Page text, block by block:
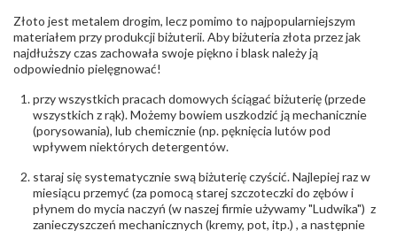
Producent
odpowiedzialny:
Łazur sp.j. Kowalowy 134 38-200 Jasło; NIP:
6850004631; tel.13 44 56 100;
biuro@obraczki.pl ,PZ Stelmach Sp. z o.o. ul.
Północna 22 45-805 Opole; NIP 7542889545;
Tel. +48 77 54 90 100; biuro@stelmach.pl
Bezpieczeństwo
- rodzaj
ostrzeżenia:
Nie nadaje się dla dzieci w wieku poniżej 3 lat
, Elementy w wyrobie wykonane z białego złota
zawierają nikiel
Złoto jest metalem drogim, lecz pomimo to najpopularniejszym
materiałem przy produkcji biżuterii. Aby biżuteria złota przez jak
najdłuższy czas zachowała swoje piękno i blask należy ją
odpowiednio pielęgnować!
przy wszystkich pracach domowych ściągać biżuterię (przede
wszystkich z rąk). Możemy bowiem uszkodzić ją mechanicznie
(porysowania), lub chemicznie (np. pęknięcia lutów pod
wpływem niektórych detergentów.
staraj się systematycznie swą biżuterię czyścić. Najlepiej raz w
miesiącu przemyć (za pomocą starej szczoteczki do zębów i
płynem do mycia naczyń (w naszej firmie używamy "Ludwika") z
zanieczyszczeń mechanicznych (kremy, pot, itp.) , a następnie